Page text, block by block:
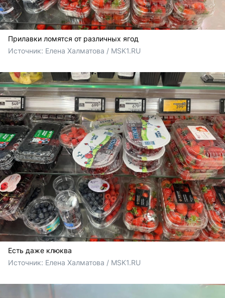
Прилавки ломятся от различных ягод
Источник: Елена Халматова / MSK1.RU
Есть даже клюква
Источник: Елена Халматова / MSK1.RU